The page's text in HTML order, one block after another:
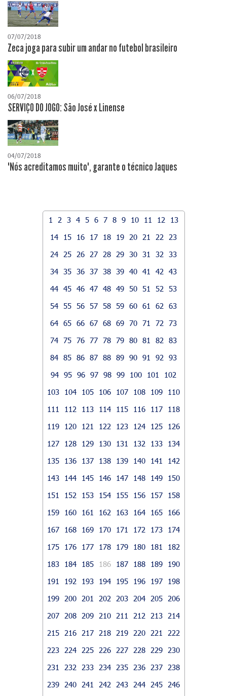
07/07/2018
Zeca joga para subir um andar no futebol brasileiro
06/07/2018
SERVIÇO DO JOGO: São José x Linense
04/07/2018
"Nós acreditamos muito", garante o técnico Jaques
1 2 3 4 5 6 7 8 9 10 11 12
13
14
15 16 17 18 19 20 21 22
23
24
25 26 27 28 29 30 31 32
33
34 35 36 37 38 39 40 41 42
43
44 45 46 47 48 49 50 51 52
53
54 55 56 57 58 59 60 61 62
63
64 65 66 67 68 69 70 71 72
73
74 75 76 77 78 79 80 81 82
83
84 85 86 87 88 89 90 91 92
93
94 95 96 97 98 99 100 101
102
103
104 105 106 107 108 109
110
111
112 113 114 115 116 117
118
119
120 121 122 123 124 125
126
127
128 129 130 131 132 133
134
135
136 137 138 139 140 141
142
143
144 145 146 147 148 149
150
151
152 153 154 155 156 157
158
159
160 161 162 163 164 165
166
167
168 169 170 171 172 173
174
175
176 177 178 179 180 181
182
183
184 185 186 187 188 189
190
191
192 193 194 195 196 197
198
199
200 201 202 203 204 205
206
207
208 209 210 211 212 213
214
215
216 217 218 219 220 221
222
223
224 225 226 227 228 229
230
231
232 233 234 235 236 237
238
239
240 241 242 243 244 245
246